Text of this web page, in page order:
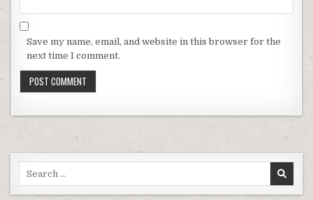
Save my name, email, and website in this browser for the
next time I comment.